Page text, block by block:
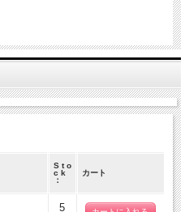
S t o
c k
：
カート
5